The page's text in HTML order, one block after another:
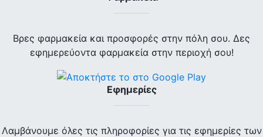
Βρες φαρμακεία και προσφορές στην πόλη σου. Δες
εφημερεύοντα φαρμακεία στην περιοχή σου!
Εφημερίες
Λαμβάνουμε όλες τις πληροφορίες για τις εφημερίες των